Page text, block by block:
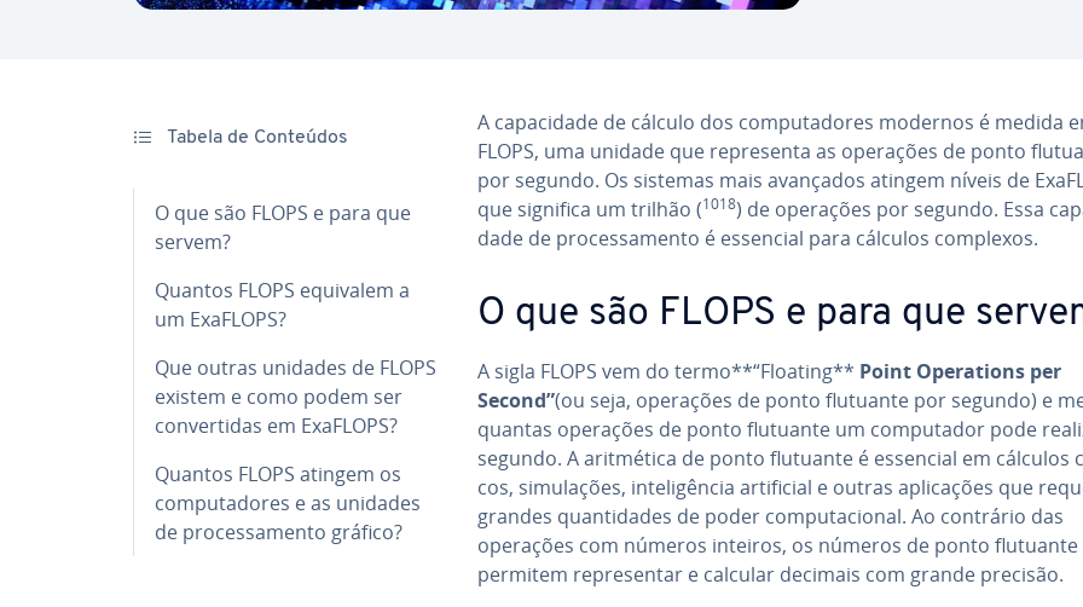
Tabela de Conteúdos
O que são FLOPS e para que
servem?
Quantos FLOPS equivalem a
um ExaFLOPS?
Que outras unidades de FLOPS
existem e como podem ser
con­ver­ti­das em ExaFLOPS?
Quantos FLOPS atingem os
com­pu­ta­do­res e as unidades
de pro­ces­sa­mento gráfico?
A ca­pa­ci­dade de cálculo dos com­pu­ta­do­res modernos é medida
FLOPS, uma unidade que re­pre­senta as operações de ponto
por segundo. Os sistemas mais avançados atingem níveis de
que significa um trilhão (1018) de operações por segundo. Essa
dade de pro­ces­sa­mento é essencial para cálculos complexos.
O que são FLOPS e para que
A sigla FLOPS vem do termo**“Floating** Point Ope­ra­ti­ons per
Second”(ou seja, operações de ponto flutuante por segundo) e
quantas operações de ponto flutuante um com­pu­ta­dor pode
segundo. A arit­mé­tica de ponto flutuante é essencial em cálculos
cos, si­mu­la­ções, in­te­li­gên­cia ar­ti­fi­cial e outras apli­ca­ções que
grandes quan­ti­da­des de poder com­pu­ta­ci­o­nal. Ao contrário das
operações com números inteiros, os números de ponto flutuante
permitem re­pre­sen­tar e calcular decimais com grande precisão.